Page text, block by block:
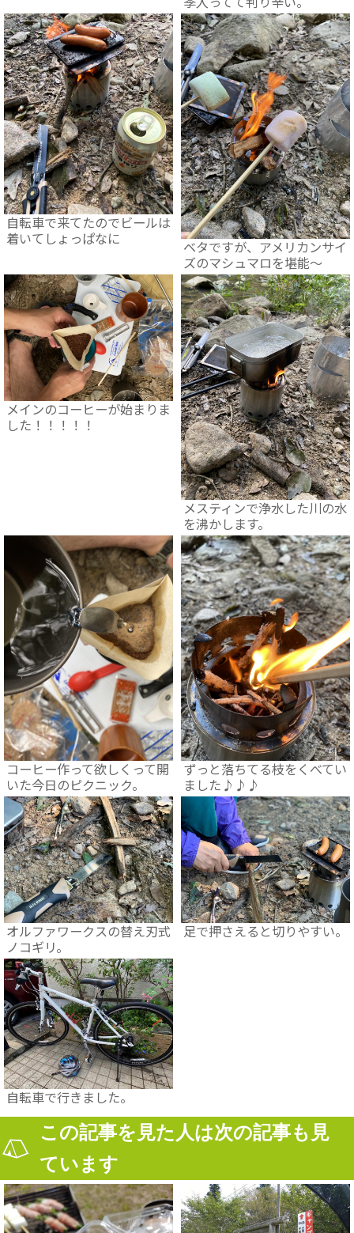
自転車で来てたのでビールは
着いてしょっぱなに
ベタですが、アメリカンサイ
ズのマシュマロを堪能～
メインのコーヒーが始まりま
した！！！！！
メスティンで浄水した川の水
を沸かします。
コーヒー作って欲しくって開
いた今日のピクニック。
ずっと落ちてる枝をくべてい
ました♪♪♪
オルファワークスの替え刃式
ノコギリ。
足で押さえると切りやすい。
自転車で行きました。
この記事を見た人は次の記事も見
ています